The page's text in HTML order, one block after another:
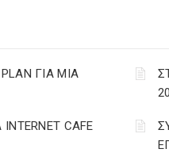
ΓΙΑ ΜΙΑ
CAFE